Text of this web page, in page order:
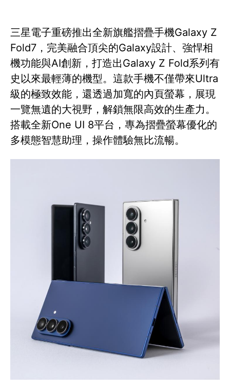
三星電子重磅推出全新旗艦摺疊手機Galaxy Z
Fold7，完美融合頂尖的Galaxy設計、強悍相
機功能與AI創新，打造出Galaxy Z Fold系列有
史以來最輕薄的機型。這款手機不僅帶來Ultra
級的極致效能，還透過加寬的內頁螢幕，展現
一覽無遺的大視野，解鎖無限高效的生產力。
搭載全新One UI 8平台，專為摺疊螢幕優化的
多模態智慧助理，操作體驗無比流暢。